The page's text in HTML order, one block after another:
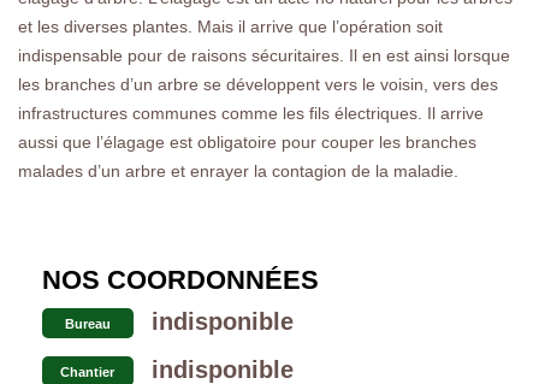
et les diverses plantes. Mais il arrive que l’opération soit
indispensable pour de raisons sécuritaires. Il en est ainsi lorsque
les branches d’un arbre se développent vers le voisin, vers des
infrastructures communes comme les fils électriques. Il arrive
aussi que l’élagage est obligatoire pour couper les branches
malades d’un arbre et enrayer la contagion de la maladie.
NOS COORDONNÉES
Bureau indisponible
Chantier indisponible